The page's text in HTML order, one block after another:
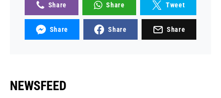
Share Share Tweet
Share Share Share
NEWSFEED